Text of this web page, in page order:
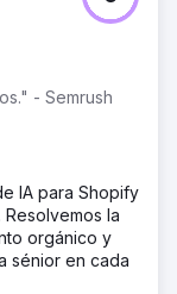
- Semrush
IA para Shopify
la
orgánico y
sénior en cada